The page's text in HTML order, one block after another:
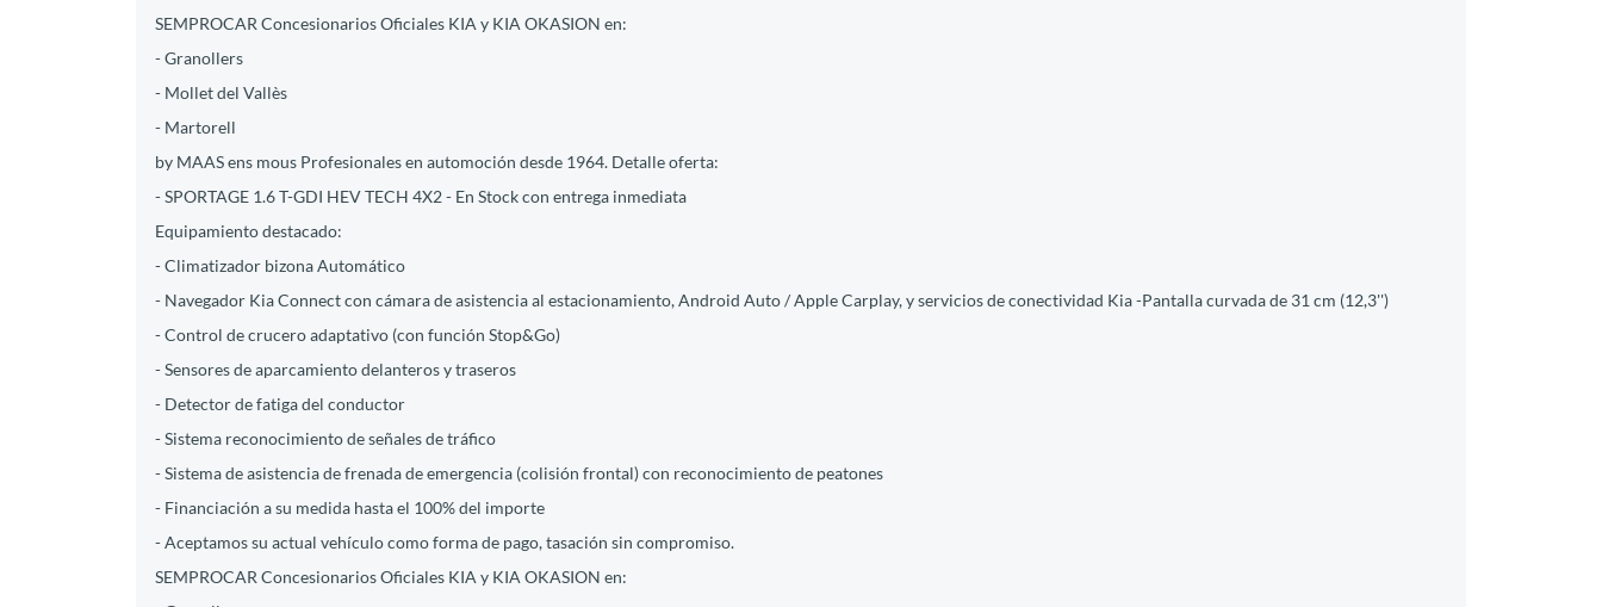
SEMPROCAR Concesionarios Oficiales KIA y KIA OKASION en:
- Granollers
- Mollet del Vallès
- Martorell
by MAAS ens mous Profesionales en automoción desde 1964. Detalle oferta:
- SPORTAGE 1.6 T-GDI HEV TECH 4X2 - En Stock con entrega inmediata
Equipamiento destacado:
- Climatizador bizona Automático
- Navegador Kia Connect con cámara de asistencia al estacionamiento, Android Auto / Apple Carplay, y servicios de conectividad Kia -Pantalla curvada de 31 cm (12,3'')
- Control de crucero adaptativo (con función Stop&Go)
- Sensores de aparcamiento delanteros y traseros
- Detector de fatiga del conductor
- Sistema reconocimiento de señales de tráfico
- Sistema de asistencia de frenada de emergencia (colisión frontal) con reconocimiento de peatones
- Financiación a su medida hasta el 100% del importe
- Aceptamos su actual vehículo como forma de pago, tasación sin compromiso.
SEMPROCAR Concesionarios Oficiales KIA y KIA OKASION en: